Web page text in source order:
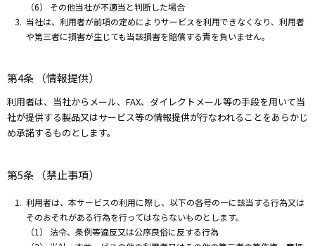
（6） その他当社が不適当と判断した場合
当社は、利用者が前項の定めによりサービスを利用できなくなり、利用者
や第三者に損害が生じても当該損害を賠償する責を負いません。
第4条 （情報提供）
利用者は、当社からメール、FAX、ダイレクトメール等の手段を用いて当
社が提供する製品又はサービス等の情報提供が行なわれることをあらかじ
め承諾するものとします。
第5条 （禁止事項）
利用者は、本サービスの利用に際し、以下の各号の一に該当する行為又は
そのおそれがある行為を行ってはならないものとします。
（1） 法令、条例等違反又は公序良俗に反する行為